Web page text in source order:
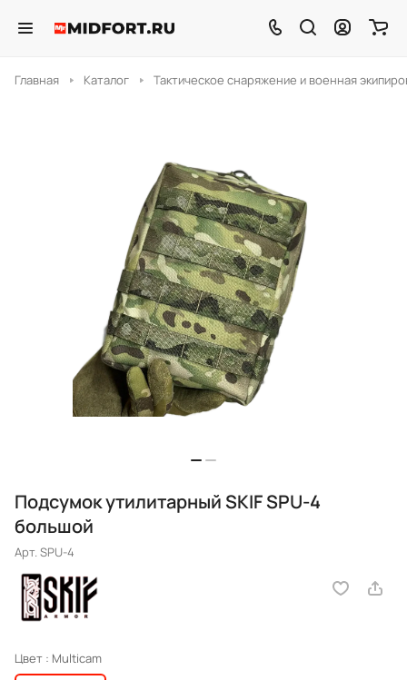
Главная Каталог Тактическое снаряжение и военная
Подсумок утилитарный SKIF SPU-4
большой
Арт.SPU-4
Цвет : Multicam